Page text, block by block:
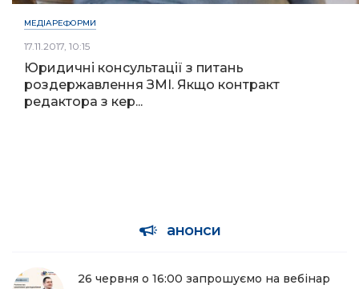
МЕДІАРЕФОРМИ
17.11.2017, 10:15
Юридичні консультації з питань
роздержавлення ЗМІ. Якщо контракт
редактора з кер...
анонси
26 червня о 16:00 запрошуємо на вебінар